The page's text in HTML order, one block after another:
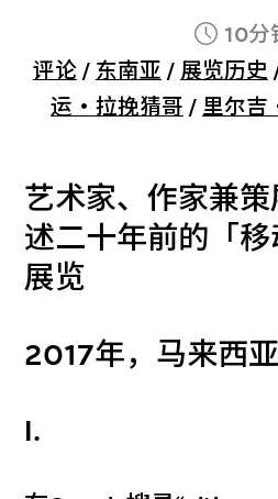
10分
评论 / 东南亚 / 展览历史
运‧拉挽猜哥 / 里尔吉
艺术家、作家兼
述二十年前的「移
展览
2017年，马来西
I.